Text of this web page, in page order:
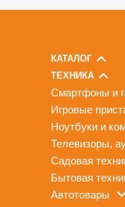
КАТАЛОГ
ТЕХНИКА
смартфоны и
игровые
ноутбуки и
телевизоры,
садовая
бытовая
автотовары